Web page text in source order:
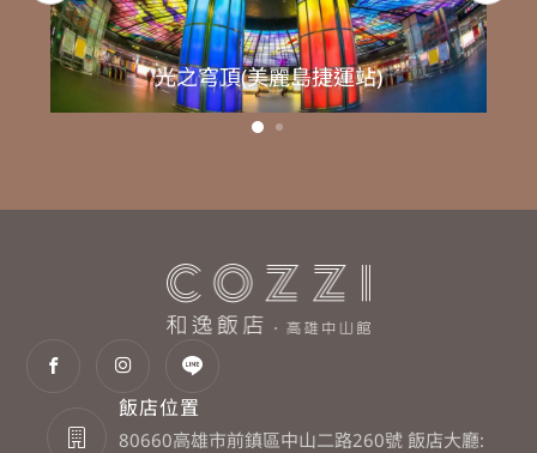
光之穹頂(美麗島捷運站)
飯店位置
80660高雄市前鎮區中山二路260號 飯店大廳: